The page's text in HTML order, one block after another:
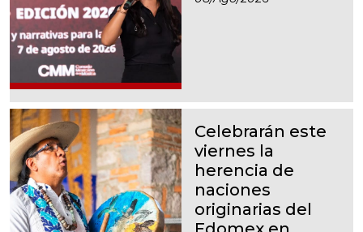
Celebrarán este
viernes la
herencia de
naciones
originarias del